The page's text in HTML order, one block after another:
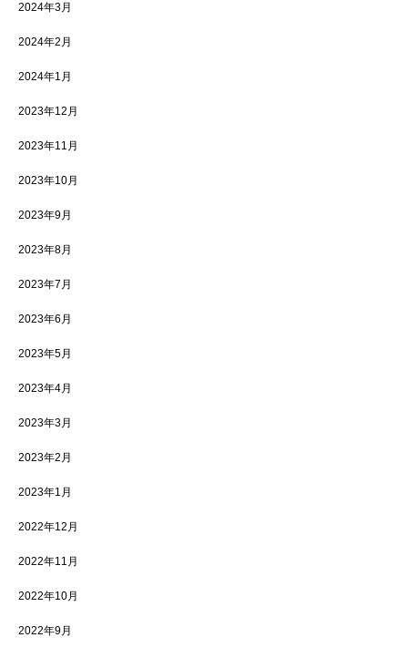
2024年3月
2024年2月
2024年1月
2023年12月
2023年11月
2023年10月
2023年9月
2023年8月
2023年7月
2023年6月
2023年5月
2023年4月
2023年3月
2023年2月
2023年1月
2022年12月
2022年11月
2022年10月
2022年9月